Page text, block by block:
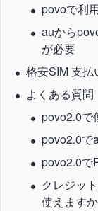
povoで利
auから
が必要
格安SIM 支払
よくある質問
povo2.0で
povo2.0で
povo2.0で
クレジッ
使えます